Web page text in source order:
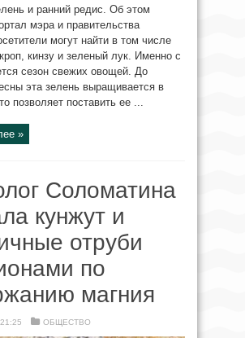
и ранний редис. Об этом
мэра и правительства
могут найти в том числе
кинзу и зеленый лук. Именно с
сезон свежих овощей. До
эта зелень выращивается в
позволяет поставить ее ...
»
Соломатина
кунжут и
отруби
по
магния
ОБЩЕСТВО